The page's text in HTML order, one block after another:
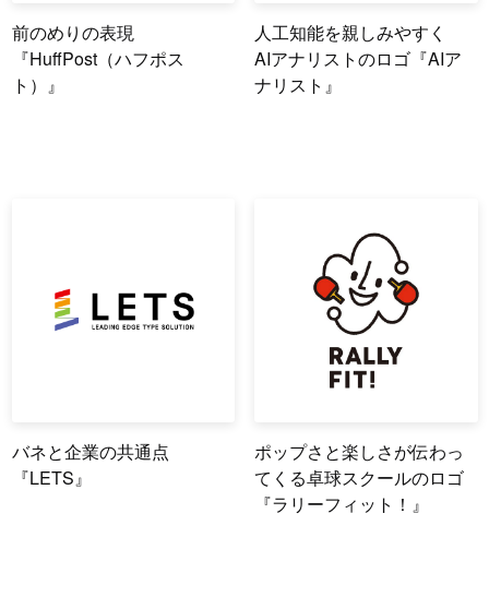
前のめりの表現
『HuffPost（ハフポス
ト）』
人工知能を親しみやすく
AIアナリストのロゴ『AIア
ナリスト』
バネと企業の共通点
『LETS』
ポップさと楽しさが伝わっ
てくる卓球スクールのロゴ
『ラリーフィット！』